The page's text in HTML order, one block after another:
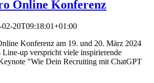
Online Konferenz
02-20T09:18:01+01:00
Konferenz am 19. und 20. März 2024
Line-up verspricht viele inspirierende
"Wie Dein Recruiting mit ChatGPT